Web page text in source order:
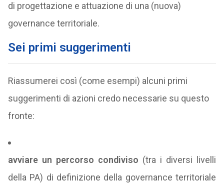
di progettazione e attuazione di una (nuova)
governance territoriale.
Sei primi suggerimenti
Riassumerei così (come esempi) alcuni primi
suggerimenti di azioni credo necessarie su questo
fronte:
avviare un percorso condiviso (tra i diversi livelli
della PA) di definizione della governance territoriale